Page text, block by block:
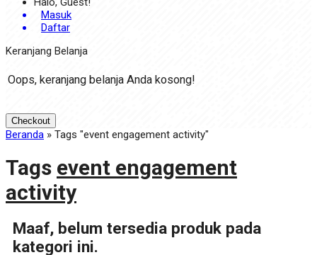
Masuk
Daftar
Keranjang Belanja
Oops, keranjang belanja Anda kosong!
Checkout
Beranda » Tags "event engagement activity"
Tags event engagement
activity
Maaf, belum tersedia produk pada
kategori ini.